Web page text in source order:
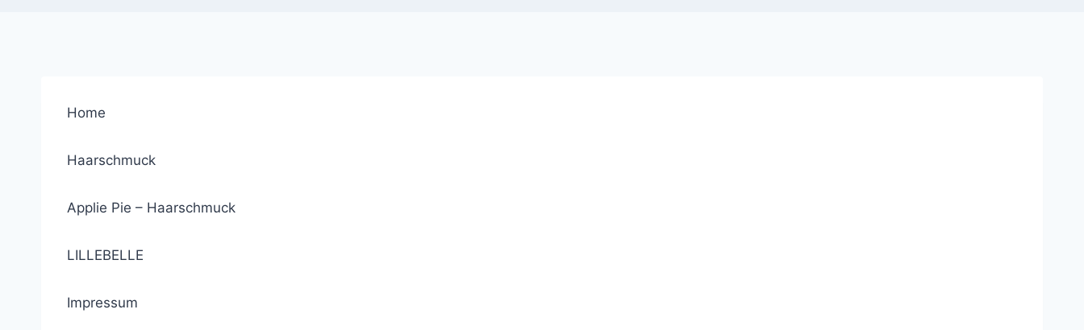
Home
Haarschmuck
Applie Pie – Haarschmuck
LILLEBELLE
Impressum